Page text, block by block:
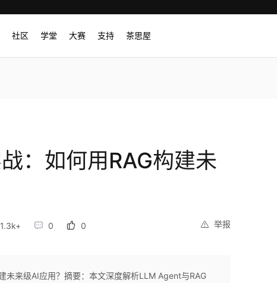
社区 学堂 大赛 支持 茶思屋
：如何用RAG构建未
举报
1.3k+ 0 0
未来级AI应用？摘要：本文深度解析LLM Agent与RAG